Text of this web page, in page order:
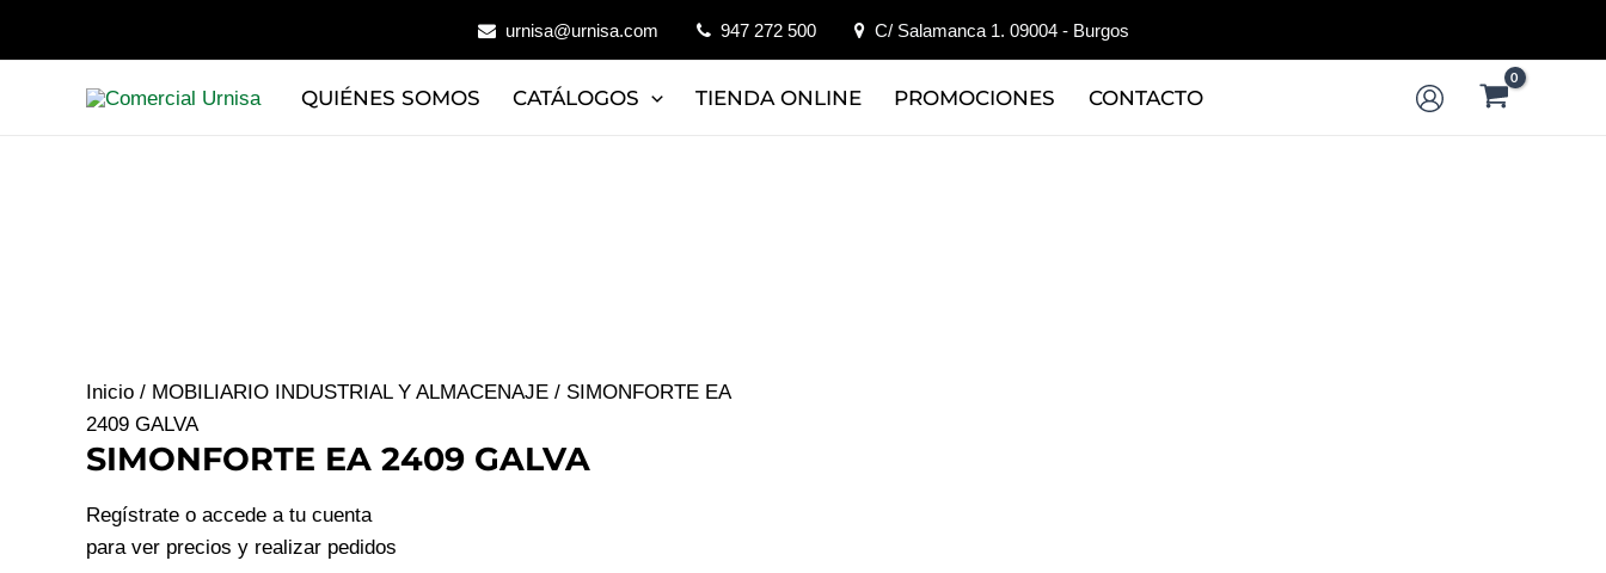
urnisa@urnisa.com 947 272 500 C/ Salamanca 1. 09004 - Burgos
QUIÉNES SOMOS CATÁLOGOS TIENDA ONLINE PROMOCIONES CONTACTO
Inicio / MOBILIARIO INDUSTRIAL Y ALMACENAJE / SIMONFORTE EA
2409 GALVA
SIMONFORTE EA 2409 GALVA
Regístrate o accede a tu cuenta
para ver precios y realizar pedidos